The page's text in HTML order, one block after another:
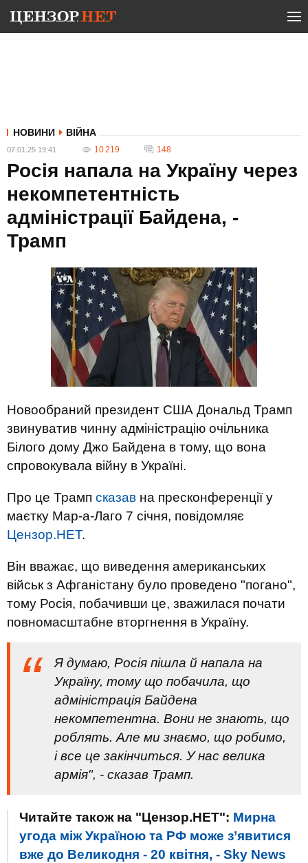
НОВИНИ ВІЙНА
07.01.25 19:41 10 219 148
Росія напала на Україну через
некомпетентність
адміністрації Байдена, -
Трамп
Новообраний президент США Дональд Трамп
звинуватив чинну адміністрацію очільника
Білого дому Джо Байдена в тому, що вона
спровокувала війну в Україні.
Про це Трамп сказав на пресконференції у
маєтку Мар-а-Лаго 7 січня, повідомляє
Цензор.НЕТ.
Він вважає, що виведення американських
військ з Афганістану було проведено "погано",
тому Росія, побачивши це, зважилася почати
повномасштабне вторгнення в Україну.
Я думаю, Росія пішла й напала на
Україну, тому що побачила, що
адміністрація Байдена
некомпетентна. Вони не знають, що
роблять. Але ми знаємо, що робимо,
і все це закінчиться. У нас велика
армія", - сказав Трамп.
Читайте також на "Цензор.НЕТ": Мирна
угода між Україною та РФ може з’явитися
вже до Великодня - 20 квітня, - Sky News